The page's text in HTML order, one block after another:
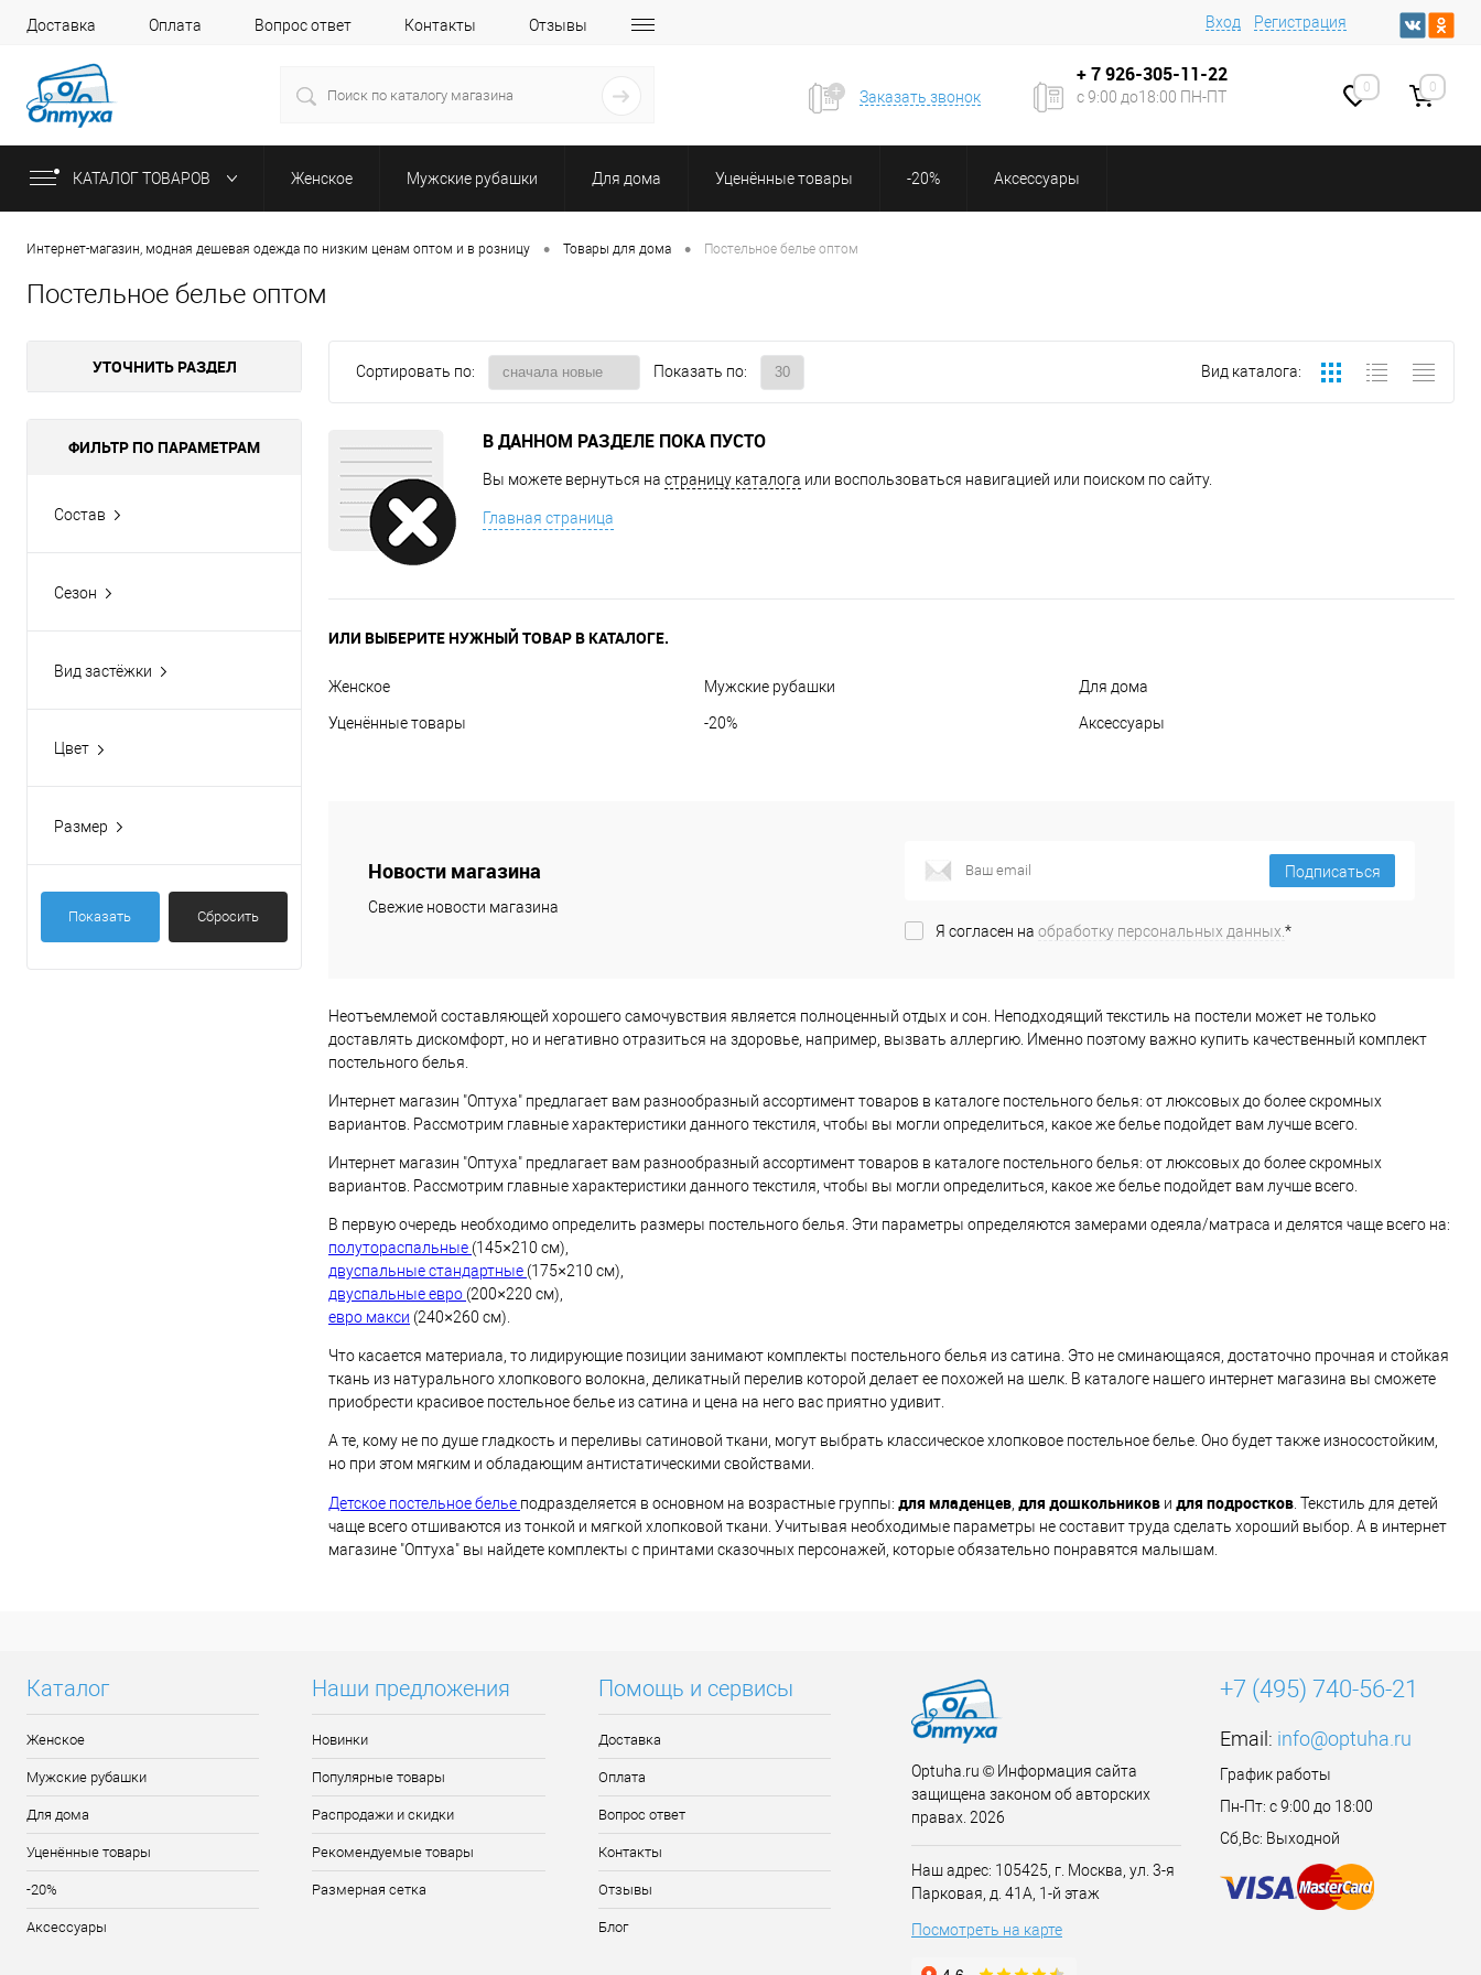
Доставка Оплата Вопрос ответ Контакты Отзывы Вход Регистрация
Заказать звонок
+ 7926-305-11-22
с 9:00 до18:00 ПН-ПТ
0 0
КАТАЛОГ ТОВАРОВ Женское Мужские рубашки Для дома Уценённые товары -20% Аксессуары
Интернет-магазин, модная дешевая одежда по низким ценам оптом и в розницу • Товары для дома • Постельное белье оптом
Постельное белье оптом
УТОЧНИТЬ РАЗДЕЛ
ФИЛЬТР ПО ПАРАМЕТРАМ
Состав
Сезон
Вид застёжки
Цвет
Размер
Евро
Показать Сбросить
Сортировать по: Показать по: Вид каталога:
В ДАННОМ РАЗДЕЛЕ ПОКА ПУСТО
Вы можете вернуться на страницу каталога или воспользоваться навигацией или поиском по сайту.
Главная страница
ИЛИ ВЫБЕРИТЕ НУЖНЫЙ ТОВАР В КАТАЛОГЕ.
Женское Мужские рубашки Для дома
Уценённые товары -20% Аксессуары
Новости магазина
Свежие новости магазина
Подписаться
Я согласен на обработку персональных данных. *
Неотъемлемой составляющей хорошего самочувствия является полноценный отдых и сон. Неподходящий текстиль на постели может не только
доставлять дискомфорт, но и негативно отразиться на здоровье, например, вызвать аллергию. Именно поэтому важно купить качественный комплект
постельного белья.
Интернет магазин "Оптуха" предлагает вам разнообразный ассортимент товаров в каталоге постельного белья: от люксовых до более скромных
вариантов. Рассмотрим главные характеристики данного текстиля, чтобы вы могли определиться, какое же белье подойдет вам лучше всего.
Интернет магазин "Оптуха" предлагает вам разнообразный ассортимент товаров в каталоге постельного белья: от люксовых до более скромных
вариантов. Рассмотрим главные характеристики данного текстиля, чтобы вы могли определиться, какое же белье подойдет вам лучше всего.
В первую очередь необходимо определить размеры постельного белья. Эти параметры определяются замерами одеяла/матраса и делятся чаще всего на:
полутораспальные (145×210 см),
двуспальные стандартные (175×210 см),
двуспальные евро (200×220 см),
евро макси (240×260 см).
Что касается материала, то лидирующие позиции занимают комплекты постельного белья из сатина. Это не сминающаяся, достаточно прочная и стойкая
ткань из натурального хлопкового волокна, деликатный перелив которой делает ее похожей на шелк. В каталоге нашего интернет магазина вы сможете
приобрести красивое постельное белье из сатина и цена на него вас приятно удивит.
А те, кому не по душе гладкость и переливы сатиновой ткани, могут выбрать классическое хлопковое постельное белье. Оно будет также износостойким,
но при этом мягким и обладающим антистатическими свойствами.
Детское постельное белье подразделяется в основном на возрастные группы: для младенцев, для дошкольников и для подростков. Текстиль для детей
чаще всего отшиваются из тонкой и мягкой хлопковой ткани. Учитывая необходимые параметры не составит труда сделать хороший выбор. А в интернет
магазине "Оптуха" вы найдете комплекты с принтами сказочных персонажей, которые обязательно понравятся малышам.
Каталог
Женское
Мужские рубашки
Для дома
Уценённые товары
-20%
Аксессуары
Наши предложения
Новинки
Популярные товары
Распродажи и скидки
Рекомендуемые товары
Размерная сетка
Помощь и сервисы
Доставка
Оплата
Вопрос ответ
Контакты
Отзывы
Блог
Optuha.ru © Информация сайта
защищена законом об авторских
правах. 2026
Наш адрес: 105425, г. Москва, ул. 3-я
Парковая, д. 41А, 1-й этаж
Посмотреть на карте
+7 (495) 740-56-21
Email: info@optuha.ru
График работы
Пн-Пт: с 9:00 до 18:00
Сб,Вс: Выходной